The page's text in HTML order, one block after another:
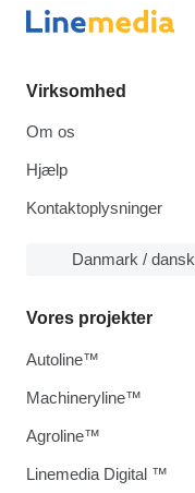
Virksomhed
Om os
Hjælp
Kontaktoplysninger
Danmark / dansk
Vores projekter
Autoline™
Machineryline™
Agroline™
Linemedia Digital ™